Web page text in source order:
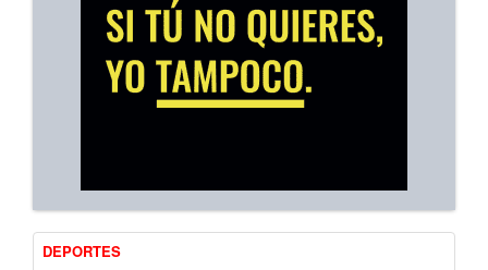
DEPORTES